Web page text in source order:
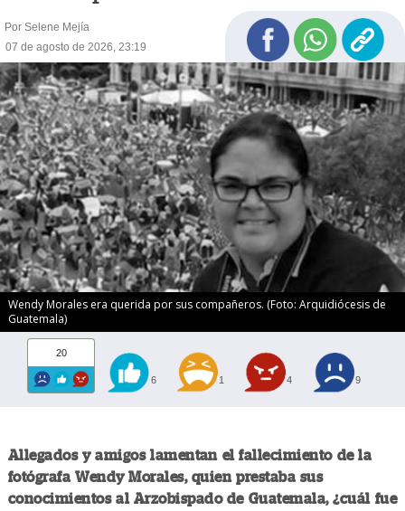
Por Selene Mejía
07 de agosto de 2026, 23:19
Wendy Morales era querida por sus compañeros. (Foto: Arquidiócesis de
Guatemala)
20
6 1 4 9
Allegados y amigos lamentan el fallecimiento de la
fotógrafa Wendy Morales, quien prestaba sus
conocimientos al Arzobispado de Guatemala, ¿cuál fue